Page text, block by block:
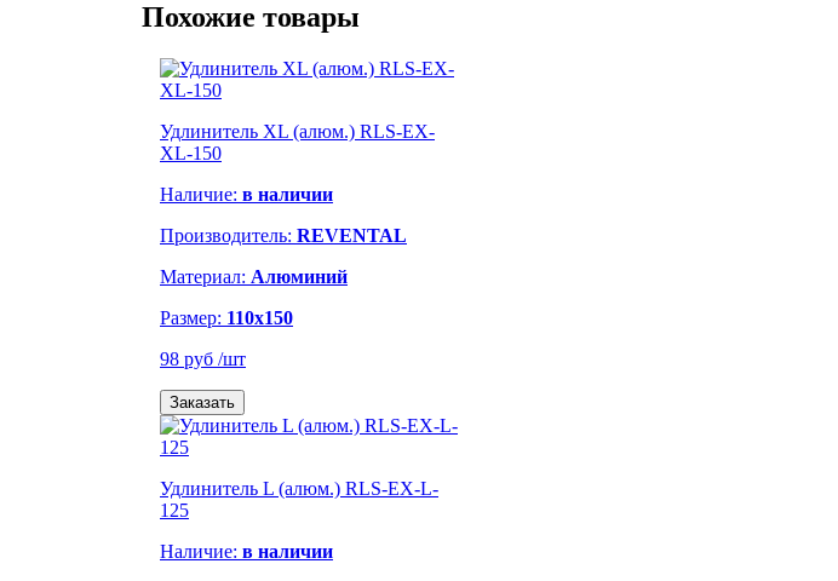
Похожие товары
Удлинитель XL (алюм.) RLS-EX-
XL-150
Наличие: в наличии
Производитель: REVENTAL
Материал: Алюминий
Размер: 110х150
98 руб /шт
Заказать
Удлинитель L (алюм.) RLS-EX-L-
125
Наличие: в наличии